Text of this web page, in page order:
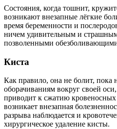
Состояния, когда тошнит,
возникают внезапные лёгкие
время беременности и
ничем удивительным и
позволенными
Киста
Как правило, она не болит, пока
оборачиваниям вокруг своей
приводит к сжатию кровеносных
возникает внезапная
разрыва наблюдается и
хирургическое удаление кисты.